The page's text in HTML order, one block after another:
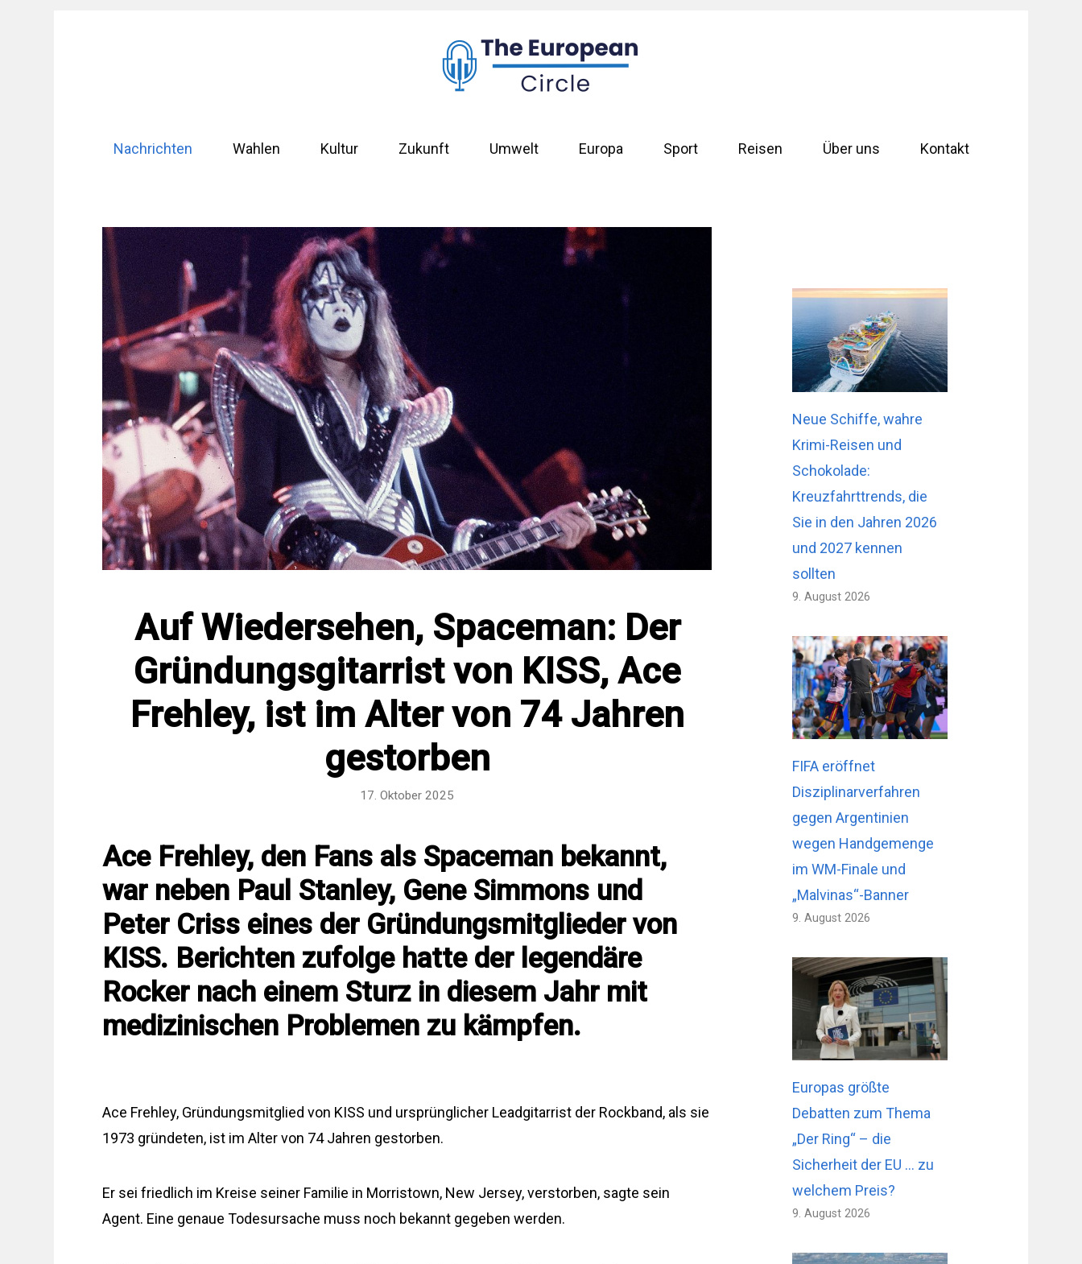
Nachrichten Wahlen Kultur Zukunft Umwelt Europa Sport Reisen Über uns Kontakt
Auf Wiedersehen, Spaceman: Der
Gründungsgitarrist von KISS, Ace
Frehley, ist im Alter von 74 Jahren
gestorben
17. Oktober 2025
Ace Frehley, den Fans als Spaceman bekannt,
war neben Paul Stanley, Gene Simmons und
Peter Criss eines der Gründungsmitglieder von
KISS. Berichten zufolge hatte der legendäre
Rocker nach einem Sturz in diesem Jahr mit
medizinischen Problemen zu kämpfen.
Ace Frehley, Gründungsmitglied von KISS und ursprünglicher Leadgitarrist der Rockband, als sie
1973 gründeten, ist im Alter von 74 Jahren gestorben.
Er sei friedlich im Kreise seiner Familie in Morristown, New Jersey, verstorben, sagte sein
Agent. Eine genaue Todesursache muss noch bekannt gegeben werden.
Neue Schiffe, wahre
Krimi-Reisen und
Schokolade:
Kreuzfahrttrends, die
Sie in den Jahren 2026
und 2027 kennen
sollten
9. August 2026
FIFA eröffnet
Disziplinarverfahren
gegen Argentinien
wegen Handgemenge
im WM-Finale und
„Malvinas“-Banner
9. August 2026
Europas größte
Debatten zum Thema
„Der Ring“ – die
Sicherheit der EU … zu
welchem ​​Preis?
9. August 2026